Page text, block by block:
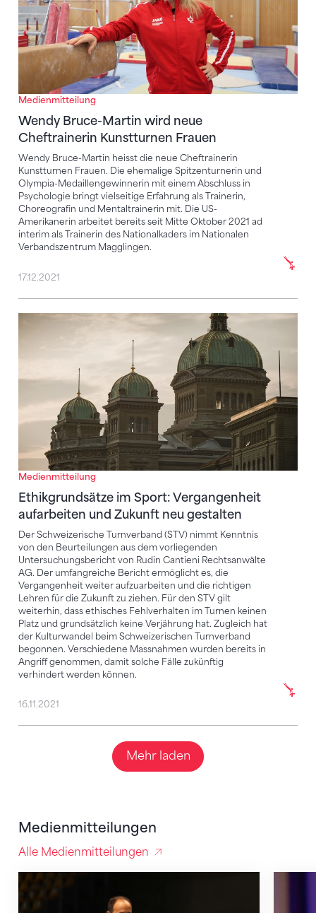
Medienmitteilung
Wendy Bruce-Martin wird neue
Cheftrainerin Kunstturnen Frauen
Wendy Bruce-Martin heisst die neue Cheftrainerin
Kunstturnen Frauen. Die ehemalige Spitzenturnerin und
Olympia-Medaillengewinnerin mit einem Abschluss in
Psychologie bringt vielseitige Erfahrung als Trainerin,
Choreografin und Mentaltrainerin mit. Die US-
Amerikanerin arbeitet bereits seit Mitte Oktober 2021 ad
interim als Trainerin des Nationalkaders im Nationalen
Verbandszentrum Magglingen.
17.12.2021
Medienmitteilung
Ethikgrundsätze im Sport: Vergangenheit
aufarbeiten und Zukunft neu gestalten
Der Schweizerische Turnverband (STV) nimmt Kenntnis
von den Beurteilungen aus dem vorliegenden
Untersuchungsbericht von Rudin Cantieni Rechtsanwälte
AG. Der umfangreiche Bericht ermöglicht es, die
Vergangenheit weiter aufzuarbeiten und die richtigen
Lehren für die Zukunft zu ziehen. Für den STV gilt
weiterhin, dass ethisches Fehlverhalten im Turnen keinen
Platz und grundsätzlich keine Verjährung hat. Zugleich hat
der Kulturwandel beim Schweizerischen Turnverband
begonnen. Verschiedene Massnahmen wurden bereits in
Angriff genommen, damit solche Fälle zukünftig
verhindert werden können.
Ethikgrundsätze im Sport: Vergangenheit
16.11.2021
Mehr laden
Medienmitteilungen
Alle Medienmitteilungen
Christopher Lakeman wechselt nach Belgien